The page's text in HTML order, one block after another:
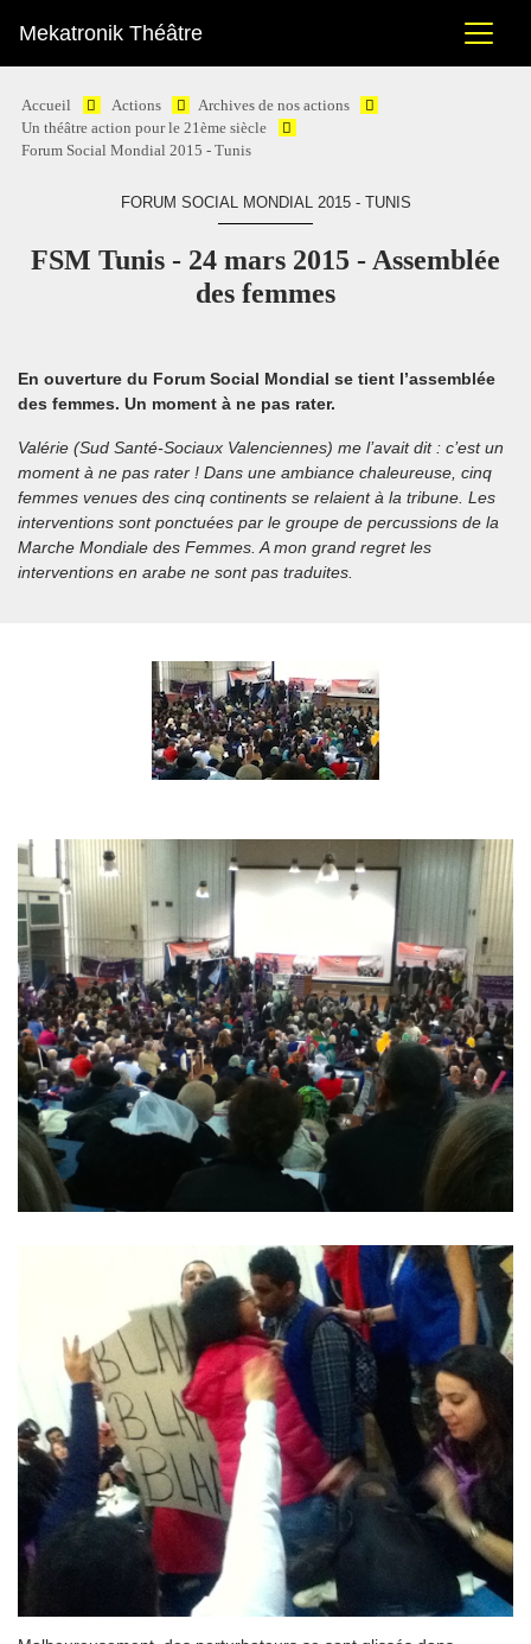
Mekatronik Théâtre
Accueil Actions
Archives de nos actions
Un théâtre action pour le 21ème siècle
Forum Social Mondial 2015 - Tunis
FORUM SOCIAL MONDIAL 2015 - TUNIS
FSM Tunis - 24 mars 2015 - Assemblée
des femmes
En ouverture du Forum Social Mondial se tient l’assemblée
des femmes. Un moment à ne pas rater.
Valérie (Sud Santé-Sociaux Valenciennes) me l’avait dit : c’est un
moment à ne pas rater ! Dans une ambiance chaleureuse, cinq
femmes venues des cinq continents se relaient à la tribune. Les
interventions sont ponctuées par le groupe de percussions de la
Marche Mondiale des Femmes. A mon grand regret les
interventions en arabe ne sont pas traduites.